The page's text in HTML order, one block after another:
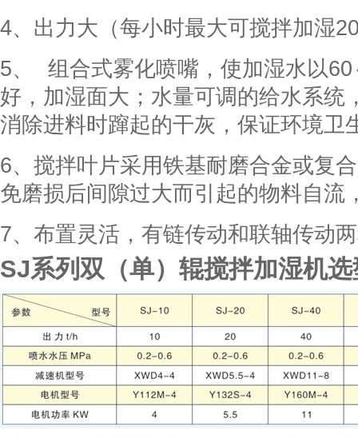
4、出力大（每小时最大可搅拌加湿
5、 组合式雾化喷嘴，使加湿水以60
好，加湿面大；水量可调的给水系统
消除进料时蹿起的干灰，保证环境卫
6、搅拌叶片采用铁基耐磨合金或复
免磨损后间隙过大而引起的物料自流
7、布置灵活，有链传动和联轴传动
SJ系列双（单）辊搅拌加湿机